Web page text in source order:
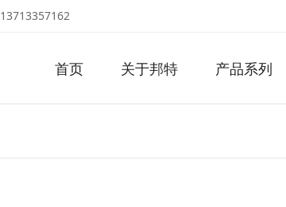
首页 关于邦特 产品系列